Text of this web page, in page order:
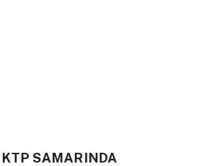
KTP SAMARINDA